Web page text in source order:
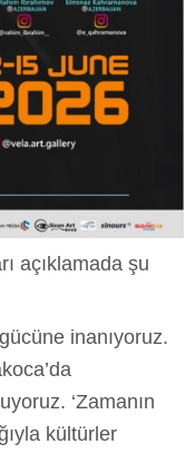
açıklamada şu
inanıyoruz.
‘Zamanın
kültürler